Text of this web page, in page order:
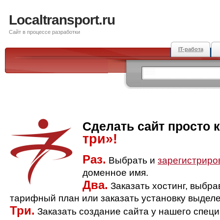
Localtransport.ru
Сайт в процессе разработки
IT-работа
Сделать сайт просто
три»!
Раз. Выбрать и
доменное имя.
Два. Заказать хостинг,
тарифный план или заказать установку
Три. Заказать создание сайта у нашего